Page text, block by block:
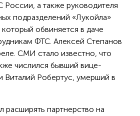
России, а также руководителя
подразделений «Лукойла»
обвиняется в даче
ФТС. Алексей Степанов
СМИ стало известно, что
числился бывший вице-
Виталий Робертус, умерший в
расширять партнерство на